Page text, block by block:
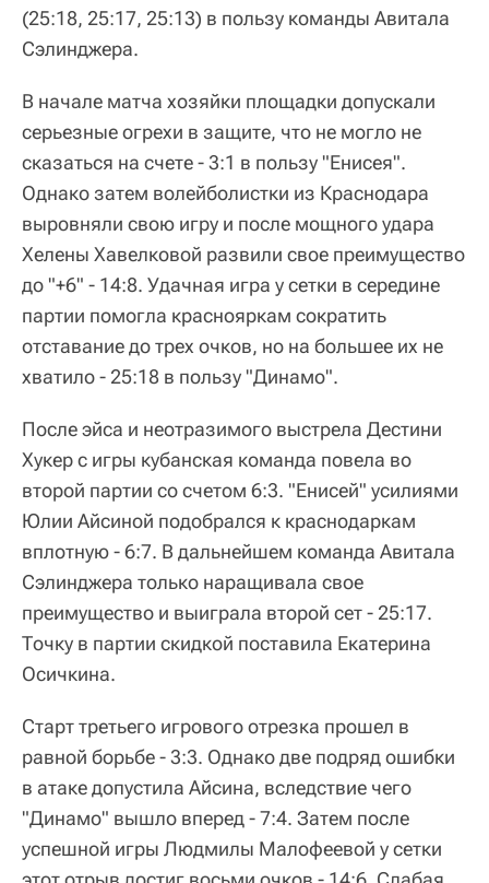
(25:18, 25:17, 25:13) в пользу команды Авитала
Сэлинджера.
В начале матча хозяйки площадки допускали
серьезные огрехи в защите, что не могло не
сказаться на счете - 3:1 в пользу "Енисея".
Однако затем волейболистки из Краснодара
выровняли свою игру и после мощного удара
Хелены Хавелковой развили свое преимущество
до "+6" - 14:8. Удачная игра у сетки в середине
партии помогла краснояркам сократить
отставание до трех очков, но на большее их не
хватило - 25:18 в пользу "Динамо".
После эйса и неотразимого выстрела Дестини
Хукер с игры кубанская команда повела во
второй партии со счетом 6:3. "Енисей" усилиями
Юлии Айсиной подобрался к краснодаркам
вплотную - 6:7. В дальнейшем команда Авитала
Сэлинджера только наращивала свое
преимущество и выиграла второй сет - 25:17.
Точку в партии скидкой поставила Екатерина
Осичкина.
Старт третьего игрового отрезка прошел в
равной борьбе - 3:3. Однако две подряд ошибки
в атаке допустила Айсина, вследствие чего
"Динамо" вышло вперед - 7:4. Затем после
успешной игры Людмилы Малофеевой у сетки